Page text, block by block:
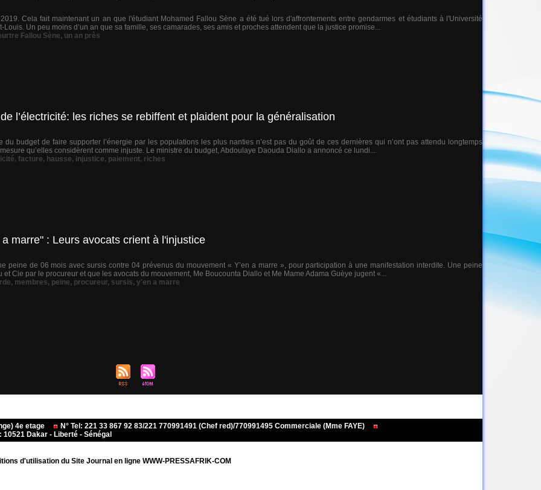
Cela fait maintenant un an que l'étudiant Mohamed Fallou Sène a été tué lors d'affrontements entre gendarmes et étudiants à l'Université
Louis. Un peu moins d’un an que sa famille, ses camarades, ses amis et proches attendent que la justice promise...
Fallou Sène, un an près
l’électricité: les riches se rebiffent et plaident pour la généralisation
du budget de faire supporter l’énergie par les populations les plus nanties n’est pas du goût de ces dernières qui n’ont pas attendu longtemps
qu’elles considèrent comme injuste. Le ministre du budget, Abdoulaye Daouda Diallo a annoncé ce lundi...
, facture, hausse, injustice, paiement, riches
marre" : Leurs avocats crient à l'injustice
peine de 06 mois avec sursis contre 04 prévenus du mouvement « Y’en a marre », pour participation à une manifestation interdite. Une peine
et Cie par le procureur et que les avocats du mouvement, Me Boucounta Diallo et Me Mame Adama Guèye jugent «...
, membres, peine, procureur, sursis, y'en a marre
4e etage
N° Tel: 221 33 867 92 83/221 770991491 (Chef red)/770991495 Commerciale (Mme FAYE)
Dakar - Liberté - Sénégal
d'utilisation du Site Journal en ligne WWW-PRESSAFRIK-COM